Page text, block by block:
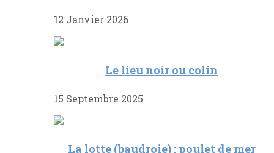
12 Janvier 2026
Le lieu noir ou colin
15 Septembre 2025
La lotte (baudroie) : poulet de mer